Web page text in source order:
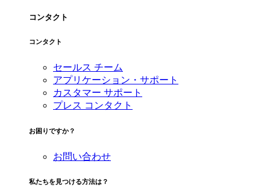
コンタクト
コンタクト
セールス チーム
アプリケーション・サポート
カスタマー サポート
プレス コンタクト
お困りですか？
お問い合わせ
私たちを見つける方法は？